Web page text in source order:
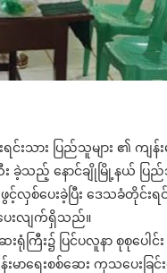
းသား ပြည်သူများ ၏ ကျန်
ခဲ့သည့် နောင်ချိုမြို့နယ် ပြည်
စ်ပေးခဲ့ပြီး ဒေသခံတိုင်းရ
ပေးလျက်ရှိသည်။
၌ ပြင်ပလူနာ စုစုပေါင်း ၂
စစ်ဆေး ကုသပေးခြင်းမျ